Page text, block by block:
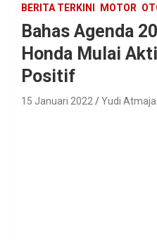
BERITA TERKINI MOTOR
Bahas Agenda
Honda Mulai
Positif
15 Januari 2022 Yudi Atmaja